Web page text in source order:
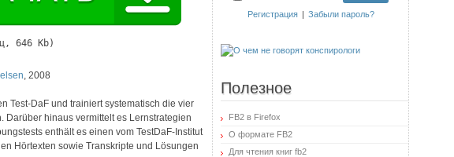
646 Kb)
, 2008
Test-DaF und trainiert systematisch die vier
Darüber hinaus vermittelt es Lernstrategien
enthält es einen vom TestDaF-Institut
Hörtexten sowie Transkripte und Lösungen
Регистрация | Забыли пароль?
Полезное
FB2 в Firefox
О формате FB2
Для чтения книг fb2